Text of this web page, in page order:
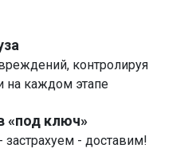
контролируя
на каждом этапе
«под ключ»
- доставим!